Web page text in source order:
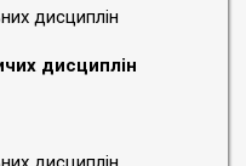
дисциплін
дисциплін